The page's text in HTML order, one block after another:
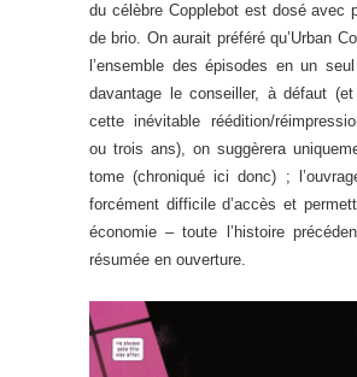
du célèbre Copplebot est dosé avec
de brio. On aurait préféré qu’Urban
l’ensemble des épisodes en un
davantage le conseiller, à défaut
cette inévitable réédition/
ou trois ans), on suggèrera
tome (chroniqué ici donc) ;
forcément difficile d’accès et
économie – toute l’histoire
résumée en ouverture.